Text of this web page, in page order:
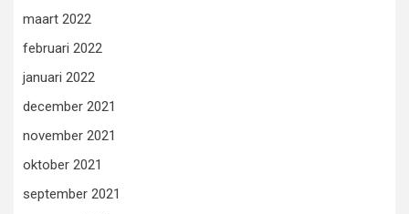
maart 2022
februari 2022
januari 2022
december 2021
november 2021
oktober 2021
september 2021